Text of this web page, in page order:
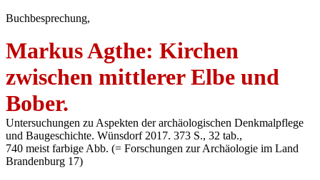
Buchbesprechung,
Markus Agthe: Kirchen
zwischen mittlerer Elbe und
Bober.
Untersuchungen zu Aspekten der archäologischen Denkmalpflege
und Baugeschichte. Wünsdorf 2017. 373 S., 32 tab.,
740 meist farbige Abb. (= Forschungen zur Archäologie im Land
Brandenburg 17)